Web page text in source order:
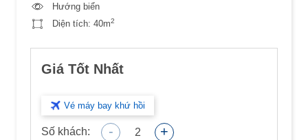
Hướng biển
Diện tích: 40m2
Giá Tốt Nhất
Vé máy bay khứ hồi
Số khách: - 2 +